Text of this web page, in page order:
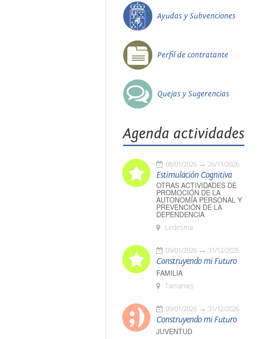
Ayudas y Subvenciones
Perfil de contratante
Quejas y Sugerencias
Agenda actividades
08/01/2026 26/11/2026
Estimulación Cognitiva
OTRAS ACTIVIDADES DE
PROMOCIÓN DE LA
AUTONOMÍA PERSONAL Y
PREVENCIÓN DE LA
DEPENDENCIA
Ledesma
09/01/2026 31/12/2026
Construyendo mi Futuro
FAMILIA
Tamames
09/01/2026 31/12/2026
Construyendo mi Futuro
JUVENTUD